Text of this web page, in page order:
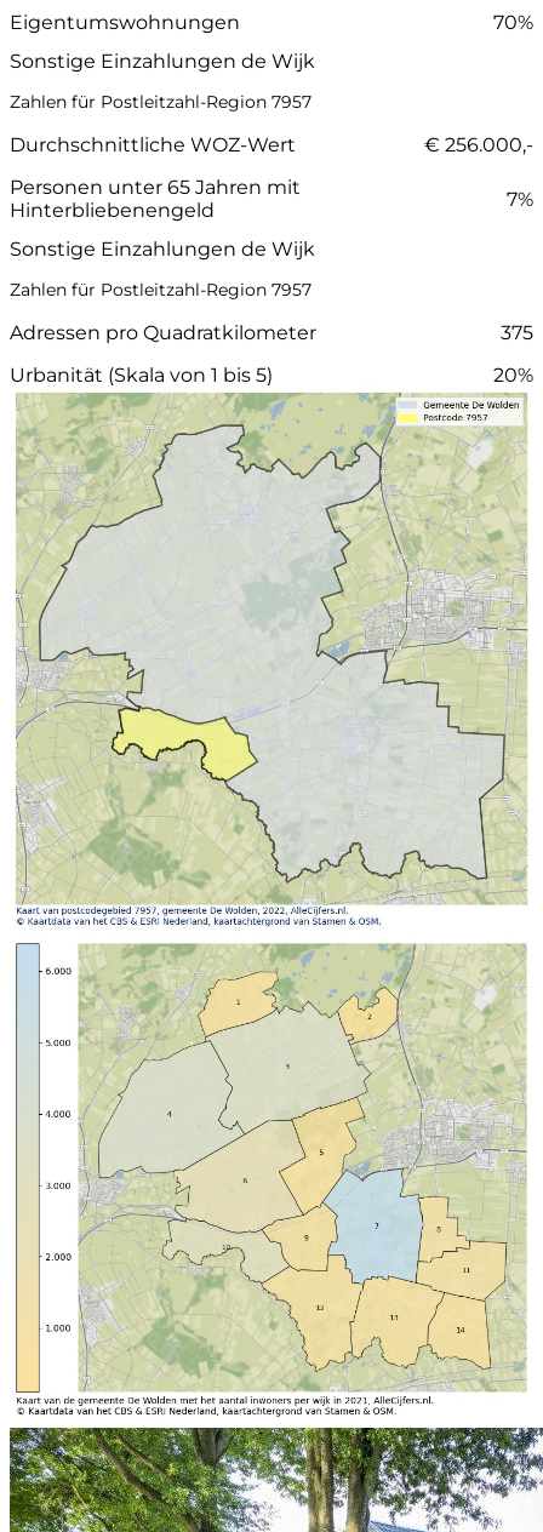
Eigentumswohnungen
70%
Sonstige Einzahlungen de Wijk
Zahlen für Postleitzahl-Region 7957
Durchschnittliche WOZ-Wert
€ 256.000,-
Personen unter 65 Jahren mit
Hinterbliebenengeld
7%
Sonstige Einzahlungen de Wijk
Zahlen für Postleitzahl-Region 7957
Adressen pro Quadratkilometer
375
Urbanität (Skala von 1 bis 5)
20%